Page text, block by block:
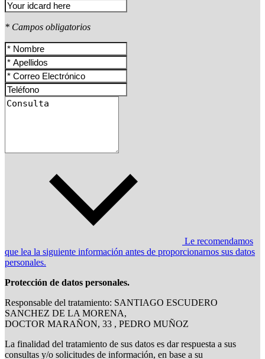
* Campos obligatorios
Le recomendamos
que lea la siguiente información antes de proporcionarnos sus datos
personales.
Protección de datos personales.
Responsable del tratamiento: SANTIAGO ESCUDERO
SANCHEZ DE LA MORENA,
DOCTOR MARAÑON, 33 , PEDRO MUÑOZ
La finalidad del tratamiento de sus datos es dar respuesta a sus
consultas y/o solicitudes de información, en base a su